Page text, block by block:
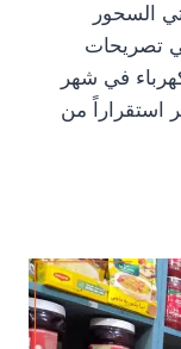
السحور
تصريحات
في شهر
استقراراً من